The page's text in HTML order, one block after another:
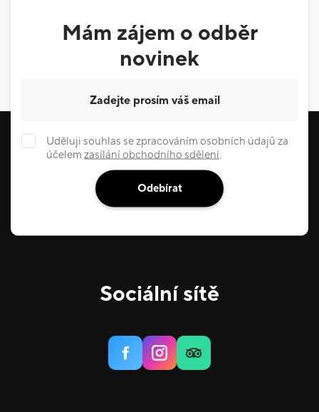
Mám zájem o odběr
novinek
Uděluji souhlas se zpracováním osobních údajů za
účelem zasílání obchodního sdělení.
Odebírat
Sociální sítě